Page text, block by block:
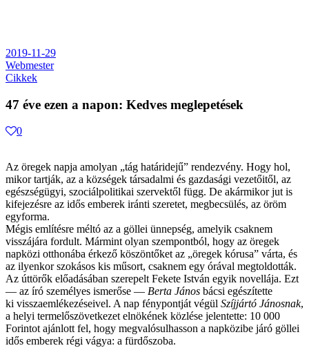
2019-11-29
Webmester
Cikkek
47 éve ezen a napon: Kedves meglepetések
0
Az öregek napja amolyan „tág határidejű” rendezvény. Hogy hol,
mikor tartják, az a községek társadalmi és gazdasági vezetőitől, az
egészségügyi, szociálpolitikai szervektől függ. De akármikor jut is
kifejezésre az idős emberek iránti szeretet, megbecsülés, az öröm
egyforma.
Mégis említésre méltó az a göllei ünnepség, amelyik csaknem
visszájára fordult. Mármint olyan szempontból, hogy az öregek
napközi otthonába érkező köszöntőket az „öregek kórusa” várta, és
az ilyenkor szokásos kis műsort, csaknem egy órával megtoldották.
Az úttörők előadásában szerepelt Fekete István egyik novellája. Ezt
— az író személyes ismerőse — Berta János bácsi egészítette
ki visszaemlékezéseivel. A nap fénypontját végül Szíjjártó Jánosnak,
a helyi termelőszövetkezet elnökének közlése jelentette: 10 000
Forintot ajánlott fel, hogy megvalósulhasson a napközibe járó göllei
idős emberek régi vágya: a fürdőszoba.